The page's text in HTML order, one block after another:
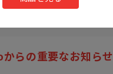
らの重要なお知らせ